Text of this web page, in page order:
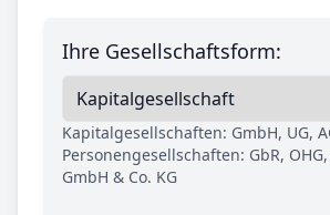
Ihre Gesellschaftsform:
Kapitalgesellschaften: GmbH, UG,
Personengesellschaften: GbR, OHG,
GmbH & Co. KG